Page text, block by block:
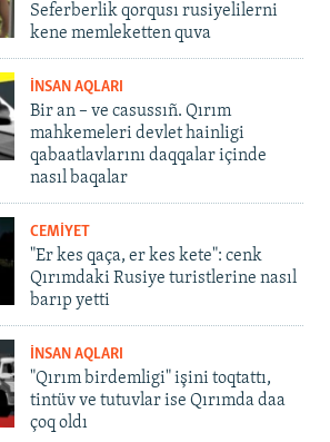
Seferberlik qorqusı rusiyelilerni
kene memleketten quva
İNSAN AQLARI
Bir an – ve casussıñ. Qırım
mahkemeleri devlet hainligi
qabaatlavlarını daqqalar içinde
nasıl baqalar
CEMİYET
"Er kes qaça, er kes kete": cenk
Qırımdaki Rusiye turistlerine nasıl
barıp yetti
İNSAN AQLARI
"Qırım birdemligi" işini toqtattı,
tintüv ve tutuvlar ise Qırımda daa
çoq oldı